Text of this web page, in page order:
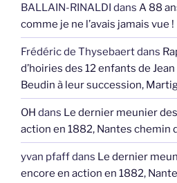
BALLAIN-RINALDI dans A 88
comme je ne l’avais jamais vue !
Frédéric de Thysebaertdans
d’hoiries des 12 enfants de
Beudin à leur succession,
OH dans Le dernier meunier
action en 1882, Nantes chemin
yvan pfaffdans Le dernier
encore en action en 1882,